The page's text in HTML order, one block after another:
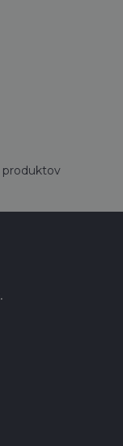
produktov